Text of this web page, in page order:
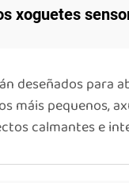
xoguetes
deseñados para
máis pequenos,
calmantes e